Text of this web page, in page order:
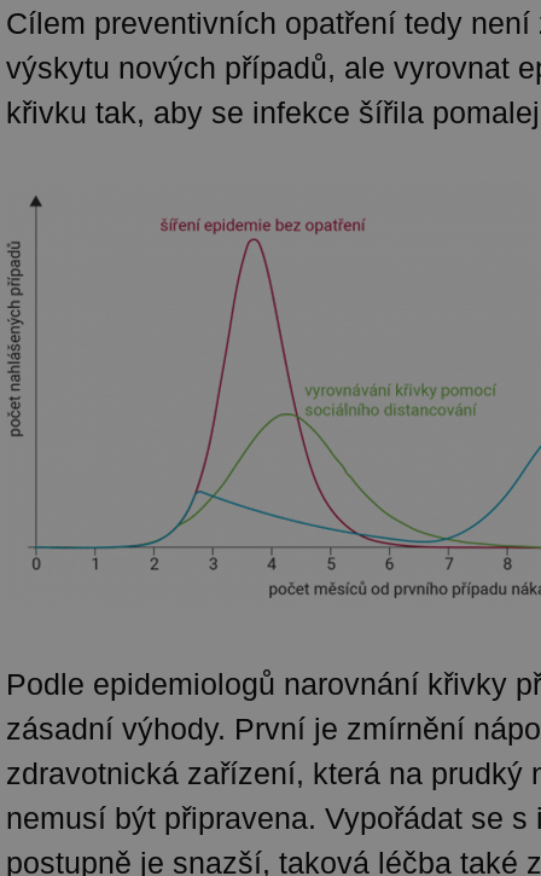
Cílem preventivních opatření tedy není
výskytu nových případů, ale vyrovnat
křivku tak, aby se infekce šířila
Podle epidemiologů narovnání křivky
zásadní výhody. První je zmírnění
zdravotnická zařízení, která na prudký
nemusí být připravena. Vypořádat se s
postupně je snazší, taková léčba také